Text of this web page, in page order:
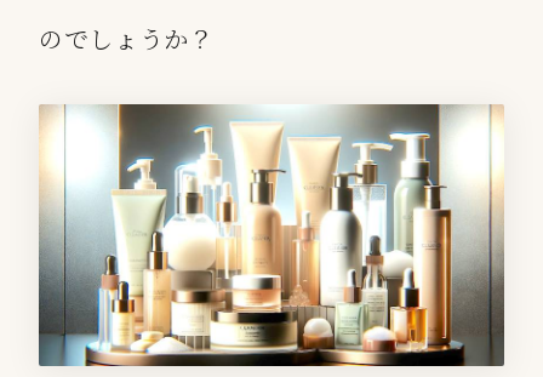
のでしょうか？